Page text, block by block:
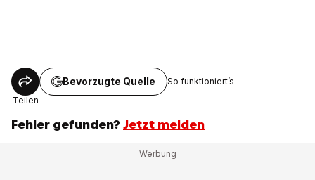
Teilen
Bevorzugte Quelle So funktioniert’s
Fehler gefunden? Jetzt melden